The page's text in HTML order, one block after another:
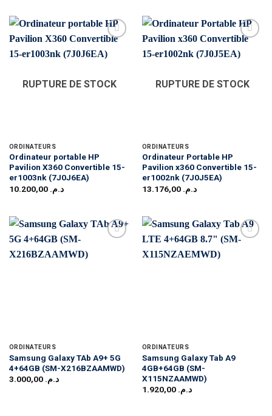
RUPTURE DE STOCK
ORDINATEURS
Ordinateur portable HP
Pavilion X360 Convertible 15-
er1003nk (7J0J6EA)
د.م. 10.200,00
RUPTURE DE STOCK
ORDINATEURS
Ordinateur Portable HP
Pavilion x360 Convertible 15-
er1002nk (7J0J5EA)
د.م. 13.176,00
ORDINATEURS
Samsung Galaxy TAb A9+ 5G
4+64GB (SM-X216BZAAMWD)
د.م. 3.000,00
ORDINATEURS
Samsung Galaxy Tab A9
4GB+64GB (SM-
X115NZAAMWD)
د.م. 1.920,00